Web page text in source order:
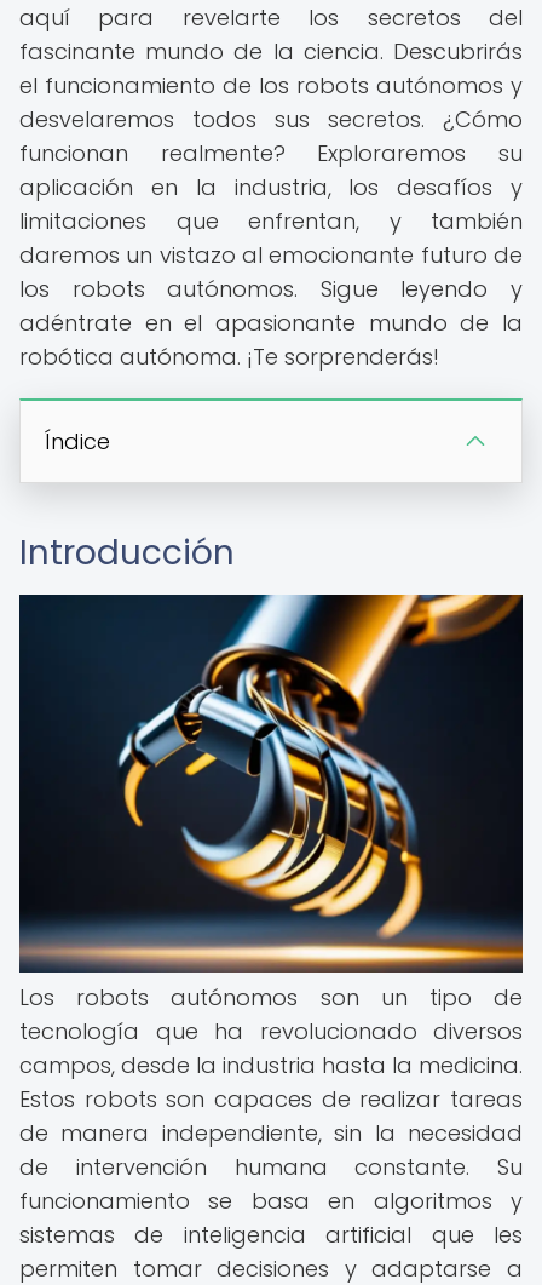
aquí para revelarte los secretos del
fascinante mundo de la ciencia. Descubrirás
el funcionamiento de los robots autónomos y
desvelaremos todos sus secretos. ¿Cómo
funcionan realmente? Exploraremos su
aplicación en la industria, los desafíos y
limitaciones que enfrentan, y también
daremos un vistazo al emocionante futuro de
los robots autónomos. Sigue leyendo y
adéntrate en el apasionante mundo de la
robótica autónoma. ¡Te sorprenderás!
Índice
Introducción
Los robots autónomos son un tipo de
tecnología que ha revolucionado diversos
campos, desde la industria hasta la medicina.
Estos robots son capaces de realizar tareas
de manera independiente, sin la necesidad
de intervención humana constante. Su
funcionamiento se basa en algoritmos y
sistemas de inteligencia artificial que les
permiten tomar decisiones y adaptarse a